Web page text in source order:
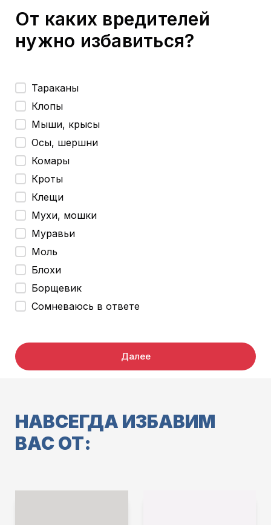
От каких вредителей
нужно избавиться?
Тараканы
Клопы
Мыши, крысы
Осы, шершни
Комары
Кроты
Клещи
Мухи, мошки
Муравьи
Моль
Блохи
Борщевик
Сомневаюсь в ответе
Далее
НАВСЕГДА ИЗБАВИМ
ВАС ОТ: